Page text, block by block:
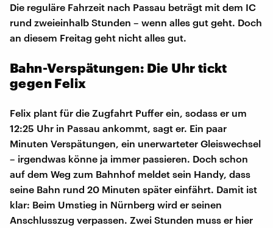
Die reguläre Fahrzeit nach Passau beträgt mit dem IC
rund zweieinhalb Stunden – wenn alles gut geht. Doch
an diesem Freitag geht nicht alles gut.
Bahn-Verspätungen: Die Uhr tickt
gegen Felix
Felix plant für die Zugfahrt Puffer ein, sodass er um
12:25 Uhr in Passau ankommt, sagt er. Ein paar
Minuten Verspätungen, ein unerwarteter Gleiswechsel
– irgendwas könne ja immer passieren. Doch schon
auf dem Weg zum Bahnhof meldet sein Handy, dass
seine Bahn rund 20 Minuten später einfährt. Damit ist
klar: Beim Umstieg in Nürnberg wird er seinen
Anschlusszug verpassen. Zwei Stunden muss er hier